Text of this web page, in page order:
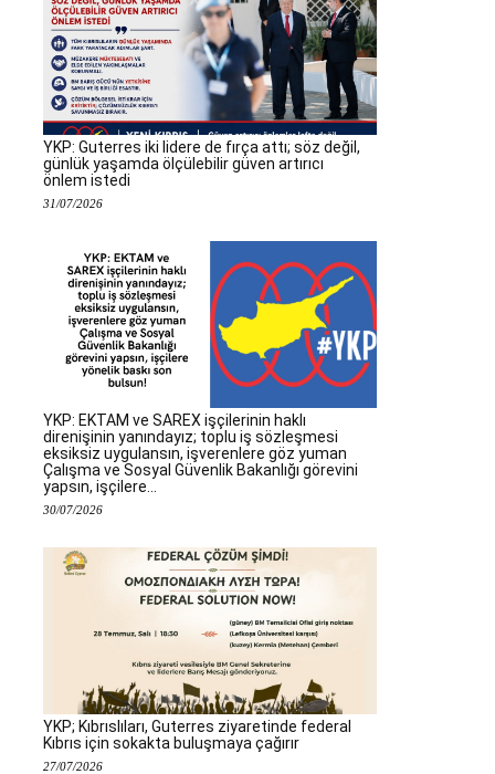
YKP: Guterres iki lidere de fırça attı; söz değil,
günlük yaşamda ölçülebilir güven artırıcı
önlem istedi
31/07/2026
YKP: EKTAM ve SAREX işçilerinin haklı
direnişinin yanındayız; toplu iş sözleşmesi
eksiksiz uygulansın, işverenlere göz yuman
Çalışma ve Sosyal Güvenlik Bakanlığı görevini
yapsın, işçilere...
30/07/2026
YKP; Kıbrıslıları, Guterres ziyaretinde federal
Kıbrıs için sokakta buluşmaya çağırır
27/07/2026